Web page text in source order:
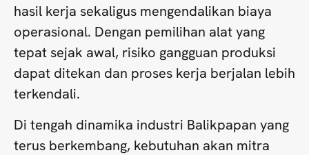
hasil kerja sekaligus mengendalikan biaya
operasional. Dengan pemilihan alat yang
tepat sejak awal, risiko gangguan produksi
dapat ditekan dan proses kerja berjalan lebih
terkendali.
Di tengah dinamika industri Balikpapan yang
terus berkembang, kebutuhan akan mitra